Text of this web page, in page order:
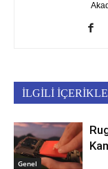
İLGİLİ
Genel